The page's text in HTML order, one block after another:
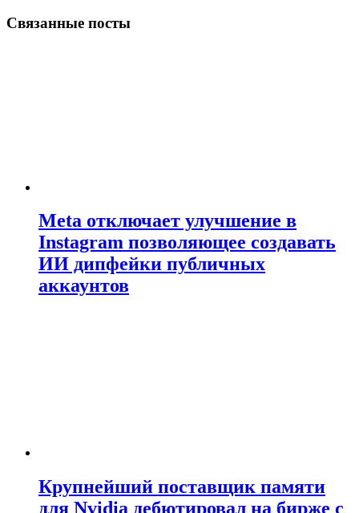
Связанные посты
Meta отключает улучшение в
Instagram позволяющее создавать
ИИ дипфейки публичных
аккаунтов
Крупнейший поставщик памяти
для Nvidia дебютировал на бирже с